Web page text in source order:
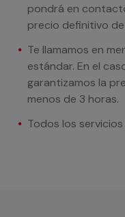
pondrá en
precio definitivo
Te llamamos en
estándar. En el
garantizamos la
menos de 3 horas.
Todos los